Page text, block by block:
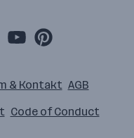
& Kontakt AGB
Code of Conduct